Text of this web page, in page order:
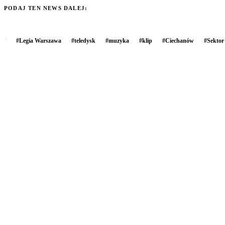
PODAJ TEN NEWS DALEJ:
#Legia Warszawa #teledysk #muzyka #klip #Ciechanów #Sektor